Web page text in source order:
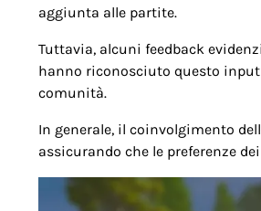
aggiunta alle partite.
Tuttavia, alcuni feedback
hanno riconosciuto questo
comunità.
In generale, il coinvolgimento
assicurando che le preferenze